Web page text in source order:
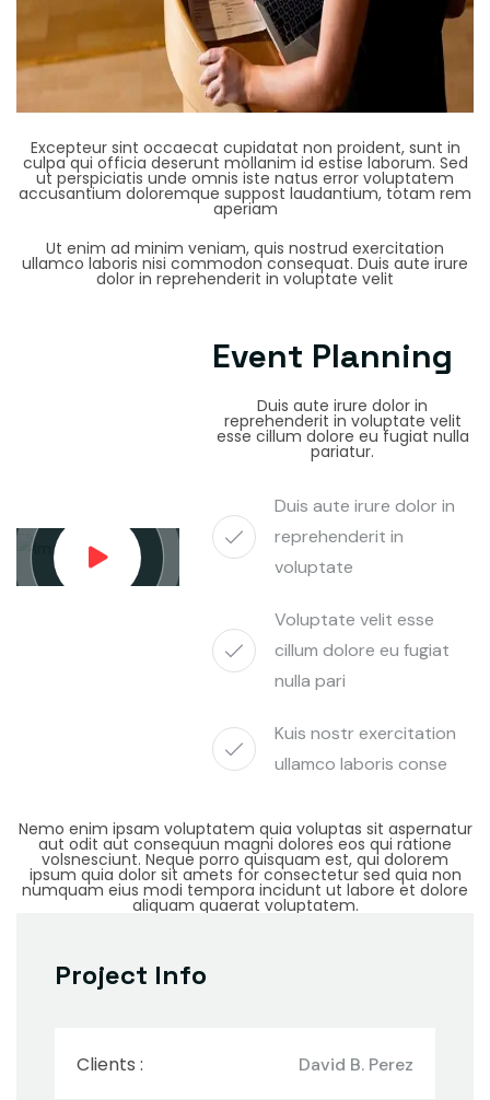
Excepteur sint occaecat cupidatat non proident, sunt in
culpa qui officia deserunt mollanim id estise laborum. Sed
ut perspiciatis unde omnis iste natus error voluptatem
accusantium doloremque suppost laudantium, totam rem
aperiam
Ut enim ad minim veniam, quis nostrud exercitation
ullamco laboris nisi commodon consequat. Duis aute irure
dolor in reprehenderit in voluptate velit
Event Planning
Duis aute irure dolor in
reprehenderit in voluptate velit
esse cillum dolore eu fugiat nulla
pariatur.
Duis aute irure dolor in
reprehenderit in
voluptate
Voluptate velit esse
cillum dolore eu fugiat
nulla pari
Kuis nostr exercitation
ullamco laboris conse
Nemo enim ipsam voluptatem quia voluptas sit aspernatur
aut odit aut consequun magni dolores eos qui ratione
volsnesciunt. Neque porro quisquam est, qui dolorem
ipsum quia dolor sit amets for consectetur sed quia non
numquam eius modi tempora incidunt ut labore et dolore
aliquam quaerat voluptatem.
Project Info
Clients : David B. Perez